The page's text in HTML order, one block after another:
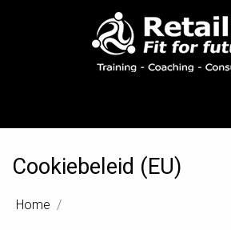
Cookiebeleid (EU)
Home